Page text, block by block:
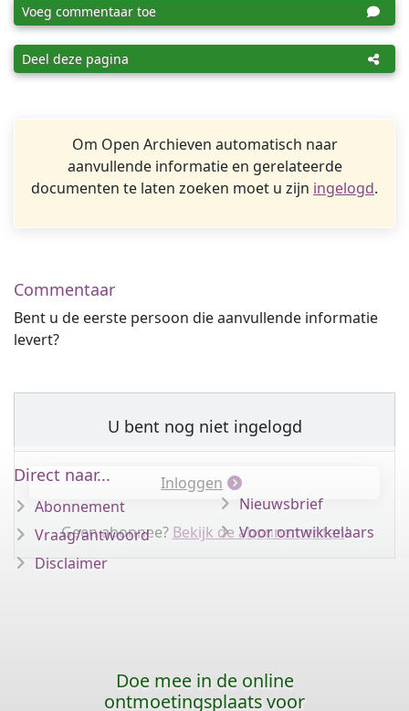
Voeg commentaar toe
Deel deze pagina
Om Open Archieven automatisch naar
aanvullende informatie en gerelateerde
documenten te laten zoeken moet u zijn ingelogd.
Commentaar
Bent u de eerste persoon die aanvullende informatie
levert?
U bent nog niet ingelogd
Inloggen
Geen abonnee? Bekijk de abonnementen!
Direct naar...
Abonnement
Vraag/antwoord
Disclaimer
Nieuwsbrief
Voor ontwikkelaars
Doe mee in de online
ontmoetingsplaats voor